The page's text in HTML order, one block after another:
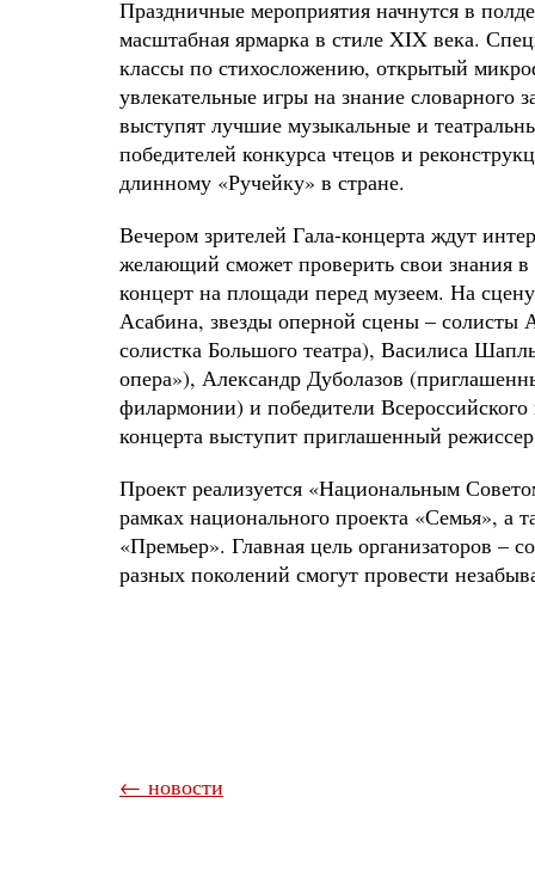
Праздничные мероприятия начнутся в
масштабная ярмарка в стиле XIX века.
классы по стихосложению, открытый
увлекательные игры на знание словарного
выступят лучшие музыкальные и
победителей конкурса чтецов и
длинному «Ручейку» в стране.
Вечером зрителей Гала-концерта ждут
желающий сможет проверить свои знания в
концерт на площади перед музеем. На
Асабина, звезды оперной сцены – солисты
солистка Большого театра), Василиса
опера»), Александр Дуболазов
филармонии) и победители
концерта выступит приглашенный
Проект реализуется «Национальным
рамках национального проекта «Семья», а
«Премьер». Главная цель организаторов –
разных поколений смогут провести
← новости